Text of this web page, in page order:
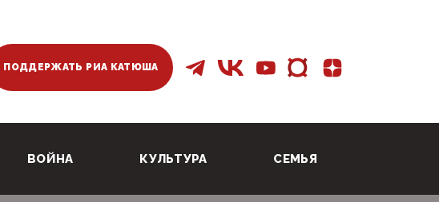
ПОДДЕРЖАТЬ РИА КАТЮША
ВОЙНА КУЛЬТУРА СЕМЬЯ